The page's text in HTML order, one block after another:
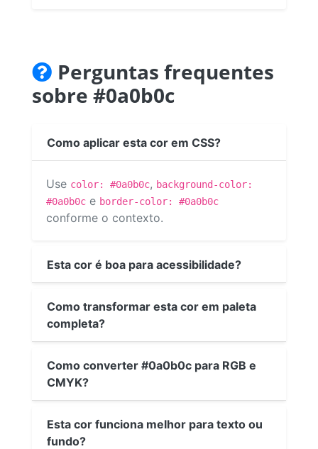
Perguntas frequentes
sobre #0a0b0c
Como aplicar esta cor em CSS?
Use color: #0a0b0c, background-color:
#0a0b0c e border-color: #0a0b0c
conforme o contexto.
Esta cor é boa para acessibilidade?
Como transformar esta cor em paleta
completa?
Como converter #0a0b0c para RGB e
CMYK?
Esta cor funciona melhor para texto ou
fundo?